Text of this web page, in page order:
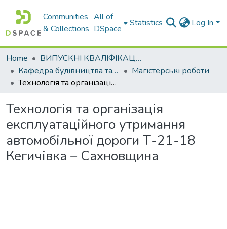
Communities
& Collections
All of
DSpace
Statistics Log In
Home
ВИПУСКНІ КВАЛІФІКАЦІЙНІ РОБОТИ
Кафедра будiвництва та експлуатацiї автомобiльних дорiг
Магістерські роботи
Технологія та організація експлуатаційного утримання автомобільної дороги Т-21-18 Кегичівка – Сахновщина
Технологія та організація
експлуатаційного утримання
автомобільної дороги Т-21-18
Кегичівка – Сахновщина